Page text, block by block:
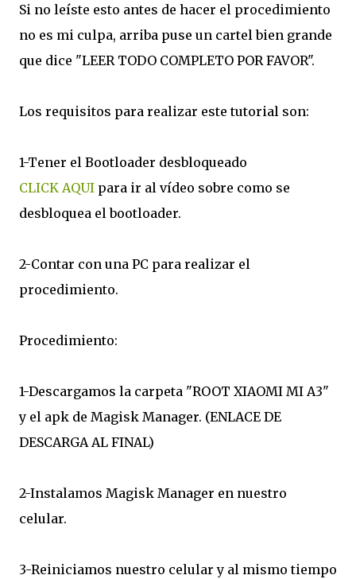
Si no leíste esto antes de hacer el procedimiento
no es mi culpa, arriba puse un cartel bien grande
que dice "LEER TODO COMPLETO POR FAVOR".
Los requisitos para realizar este tutorial son:
1-Tener el Bootloader desbloqueado
CLICK AQUI para ir al vídeo sobre como se
desbloquea el bootloader.
2-Contar con una PC para realizar el
procedimiento.
Procedimiento:
1-Descargamos la carpeta "ROOT XIAOMI MI A3"
y el apk de Magisk Manager. (ENLACE DE
DESCARGA AL FINAL)
2-Instalamos Magisk Manager en nuestro
celular.
3-Reiniciamos nuestro celular y al mismo tiempo